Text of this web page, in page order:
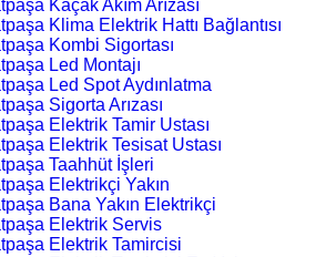
Kaçak Akım Arızası
Klima Elektrik Hattı Bağlantısı
Kombi Sigortası
Led Montajı
Led Spot Aydınlatma
Sigorta Arızası
Elektrik Tamir Ustası
Elektrik Tesisat Ustası
Taahhüt İşleri
Elektrikçi Yakın
Bana Yakın Elektrikçi
Elektrik Servis
Elektrik Tamircisi